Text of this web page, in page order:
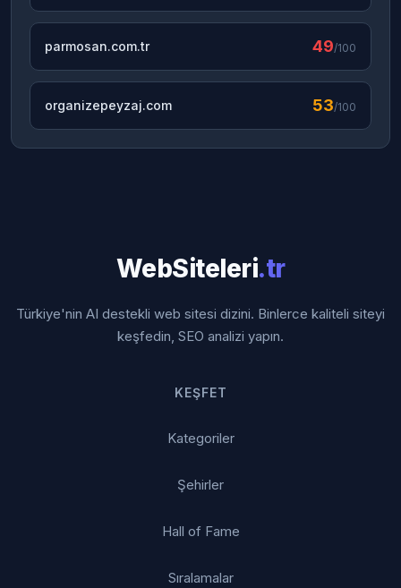
parmosan.com.tr 49/100
organizepeyzaj.com 53/100
WebSiteleri.tr
Türkiye'nin AI destekli web sitesi dizini. Binlerce kaliteli siteyi
keşfedin, SEO analizi yapın.
KEŞFET
Kategoriler
Şehirler
Hall of Fame
Sıralamalar